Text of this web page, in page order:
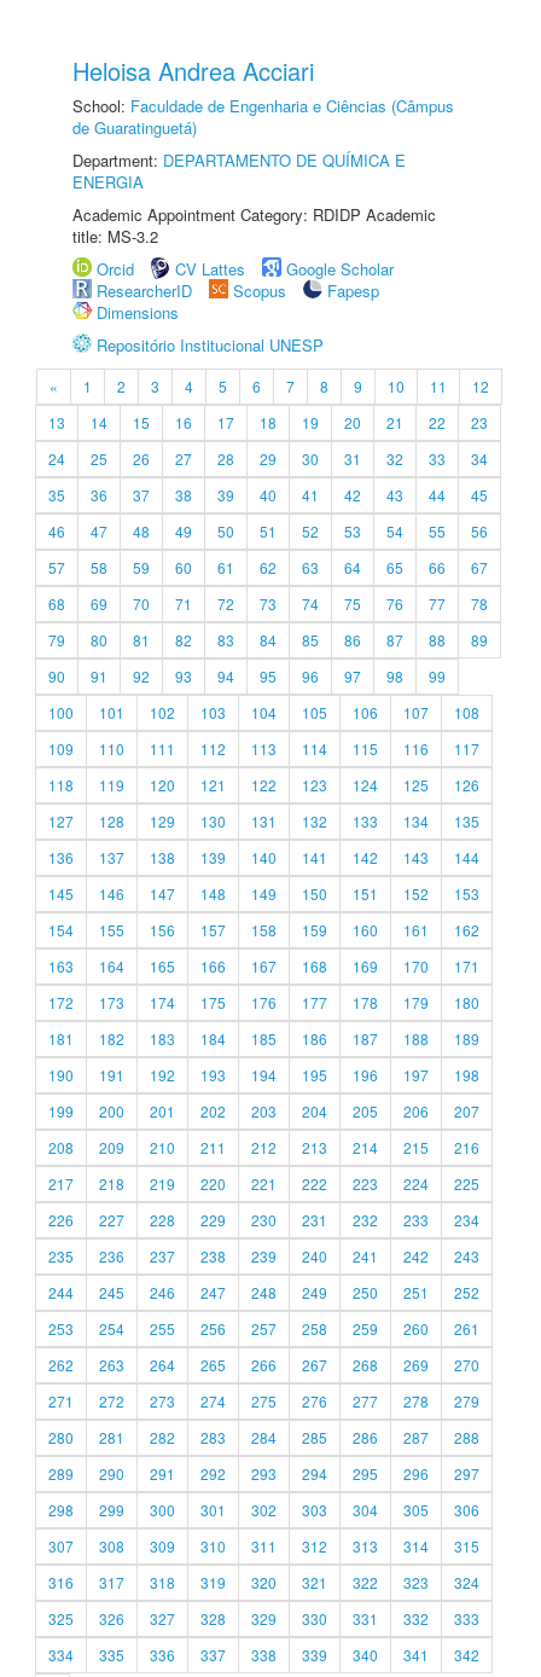
Heloisa Andrea Acciari
School: Faculdade de Engenharia e Ciências (Câmpus
de Guaratinguetá)
Department: DEPARTAMENTO DE QUÍMICA E
ENERGIA
Academic Appointment Category: RDIDP Academic
title: MS-3.2
Orcid
CV Lattes
Google Scholar
ResearcherID
Scopus
Fapesp
Dimensions
Repositório Institucional UNESP
« 1 2 3 4 5 6 7 8 9 10 11
12
13
14 15 16 17 18 19 20 21 22
23
24
25 26 27 28 29 30 31 32 33
34
35
36 37 38 39 40 41 42 43 44
45
46
47 48 49 50 51 52 53 54 55
56
57
58 59 60 61 62 63 64 65 66
67
68
69 70 71 72 73 74 75 76 77
78
79
80 81 82 83 84 85 86 87 88
89
90
91 92 93 94 95 96 97 98
99
100
101 102 103 104 105 106 107
108
109
110 111 112 113 114 115 116
117
118
119 120 121 122 123 124 125
126
127
128 129 130 131 132 133 134
135
136
137 138 139 140 141 142 143
144
145
146 147 148 149 150 151 152
153
154
155 156 157 158 159 160 161
162
163
164 165 166 167 168 169 170
171
172
173 174 175 176 177 178 179
180
181
182 183 184 185 186 187 188
189
190
191 192 193 194 195 196 197
198
199
200 201 202 203 204 205 206
207
208
209 210 211 212 213 214 215
216
217
218 219 220 221 222 223 224
225
226
227 228 229 230 231 232 233
234
235
236 237 238 239 240 241 242
243
244
245 246 247 248 249 250 251
252
253
254 255 256 257 258 259 260
261
262
263 264 265 266 267 268 269
270
271
272 273 274 275 276 277 278
279
280
281 282 283 284 285 286 287
288
289
290 291 292 293 294 295 296
297
298
299 300 301 302 303 304 305
306
307
308 309 310 311 312 313 314
315
316
317 318 319 320 321 322 323
324
325
326 327 328 329 330 331 332
333
334
335 336 337 338 339 340 341 342